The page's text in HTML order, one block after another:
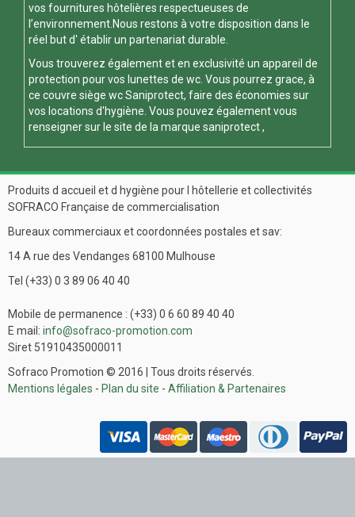
vos fournitures hôtelières respectueuses de
l’environnement.Nous restons à votre disposition dans le
réel but d' établir un partenariat durable.
Vous trouverez également et en exclusivité un appareil de
protection pour vos lunettes de wc . Vous pourrez grace, à
ce couvre siège wcSaniprotect, faire des économies sur
vos locations d'hygiène. Vous pouvez également vous
renseigner sur le site de la marque saniprotect,
Produits d accueil et d hygiène pour l hôtellerie et collectivités
SOFRACO Française de commercialisation
Bureaux commerciaux et coordonnées postales et sav:
14 A rue des Vendanges 68100 Mulhouse
Tel (+33) 0 3 89 06 40 40
Mobile de permanence : (+33) 0 6 60 89 40 40
E mail: info@sofraco-promotion.com
Siret 51910435000011
Sofraco Promotion © 2016 | Tous droits réservés.
Mentions légales - Plan du site - Affiliation & Partenaires